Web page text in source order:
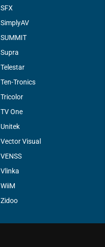
SFX
SimplyAV
SUMMIT
Supra
Telestar
Ten-Tronics
Tricolor
TV One
Unitek
Vector Visual
VENSS
Vlinka
WiiM
Zidoo